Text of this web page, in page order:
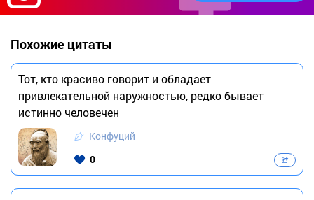
Похожие цитаты
Тот, кто красиво говорит и обладает
привлекательной наружностью, редко бывает
истинно человечен
Конфуций
0